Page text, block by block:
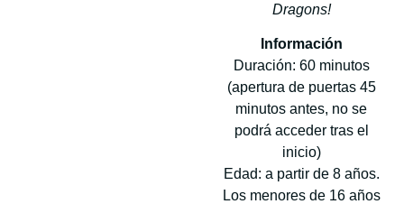
Dragons!
Información
Duración: 60 minutos
(apertura de puertas 45
minutos antes, no se
podrá acceder tras el
inicio)
Edad: a partir de 8 años.
Los menores de 16 años